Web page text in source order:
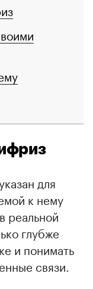
для
к нему
реальной
глубже
и понимать
связи.